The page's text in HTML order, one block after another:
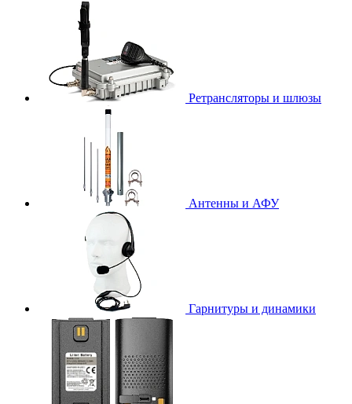
Ретрансляторы и шлюзы
Антенны и АФУ
Гарнитуры и динамики